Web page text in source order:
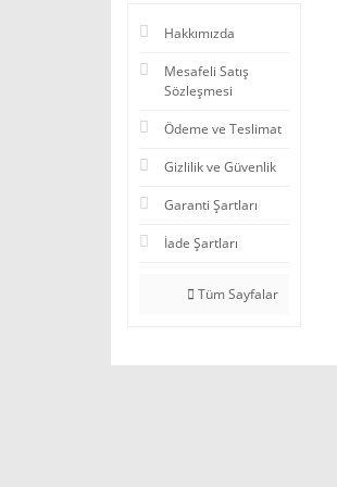
Hakkımızda
Mesafeli Satış
Sözleşmesi
Ödeme ve Teslimat
Gizlilik ve Güvenlik
Garanti Şartları
İade Şartları
Tüm Sayfalar